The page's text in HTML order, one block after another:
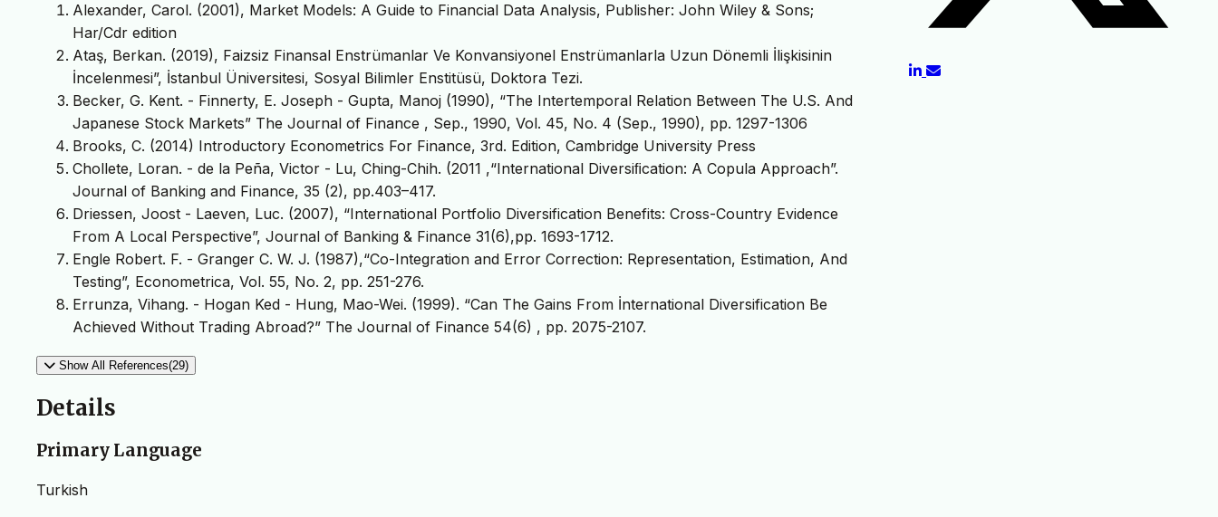
Alexander, Carol. (2001), Market Models: A Guide to Financial Data Analysis, Publisher: John Wiley & Sons;
Har/Cdr edition
Ataş, Berkan. (2019), Faizsiz Finansal Enstrümanlar Ve Konvansiyonel Enstrümanlarla Uzun Dönemli İlişkisinin
İncelenmesi”, İstanbul Üniversitesi, Sosyal Bilimler Enstitüsü, Doktora Tezi.
Becker, G. Kent. - Finnerty, E. Joseph - Gupta, Manoj (1990), “The Intertemporal Relation Between The U.S. And
Japanese Stock Markets” The Journal of Finance , Sep., 1990, Vol. 45, No. 4 (Sep., 1990), pp. 1297-1306
Brooks, C. (2014) Introductory Econometrics For Finance, 3rd. Edition, Cambridge University Press
Chollete, Loran. - de la Peña, Victor - Lu, Ching-Chih. (2011 ,“International Diversiﬁcation: A Copula Approach”.
Journal of Banking and Finance, 35 (2), pp.403–417.
Driessen, Joost - Laeven, Luc. (2007), “International Portfolio Diversification Benefits: Cross-Country Evidence
From A Local Perspective”, Journal of Banking & Finance 31(6),pp. 1693-1712.
Engle Robert. F. - Granger C. W. J. (1987),“Co-Integration and Error Correction: Representation, Estimation, And
Testing”, Econometrica, Vol. 55, No. 2, pp. 251-276.
Errunza, Vihang. - Hogan Ked - Hung, Mao-Wei. (1999). “Can The Gains From İnternational Diversification Be
Achieved Without Trading Abroad?” The Journal of Finance 54(6) , pp. 2075-2107.
Show All References(29)
Details
Primary Language
Turkish